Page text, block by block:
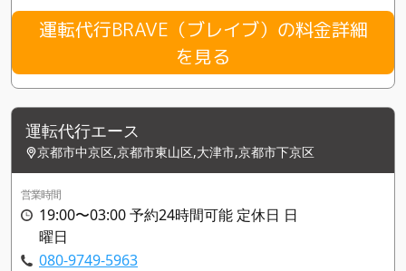
運転代行BRAVE（ブレイブ）の料金詳細
を見る
運転代行エース
京都市中京区,京都市東山区,大津市,京都市下京区
営業時間
19:00〜03:00 予約24時間可能 定休日 日
曜日
080-9749-5963